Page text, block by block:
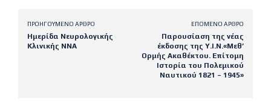
ΠΡΟΗΓΟΎΜΕΝΟ ΆΡΘΡΟ
Ημερίδα Νευρολογικής
Κλινικής ΝΝΑ
ΕΠΌΜΕΝΟ ΆΡΘΡΟ
Παρουσίαση της νέας
έκδοσης της Υ.Ι.Ν.«Μεθ’
Ορμής Ακαθέκτου. Επίτομη
Ιστορία του Πολεμικού
Ναυτικού 1821 – 1945»